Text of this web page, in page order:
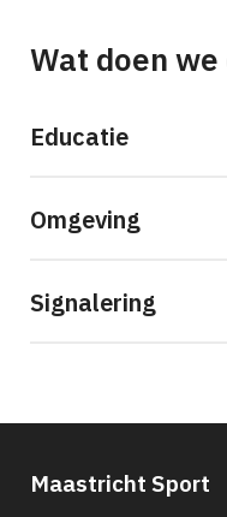
Wat doen
Educatie
Omgeving
Signalering
Maastricht Sport